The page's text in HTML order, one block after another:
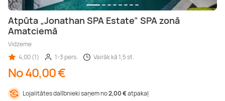
Atpūta „Jonathan SPA Estate” SPA zonā
Amatciemā
Vidzeme
4,00 (1)
1-3 pers. Vairāk kā 1,5 st.
No 40,00 €
Lojalitātes dalībnieki saņem no2,00 €atpakaļ